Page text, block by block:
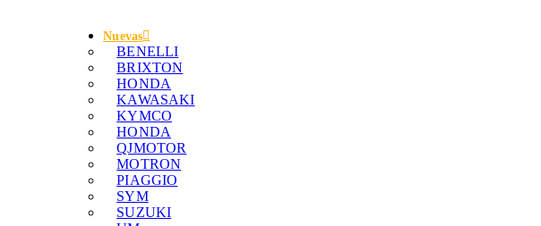
Nuevas
BENELLI
BRIXTON
HONDA
KAWASAKI
KYMCO
HONDA
QJMOTOR
MOTRON
PIAGGIO
SYM
SUZUKI